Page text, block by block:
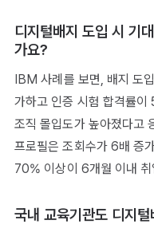
디지털배지 도입 시 기
가요?
IBM 사례를 보면, 배지 도
가하고 인증 시험 합격률
조직 몰입도가 높아졌다고
프로필은 조회수가 6배 증
70% 이상이 6개월 이내 취
국내 교육기관도 디지